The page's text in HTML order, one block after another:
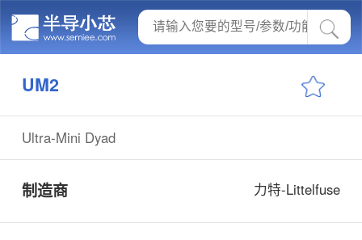
UM2
Ultra-Mini Dyad
制造商 力特-Littelfuse